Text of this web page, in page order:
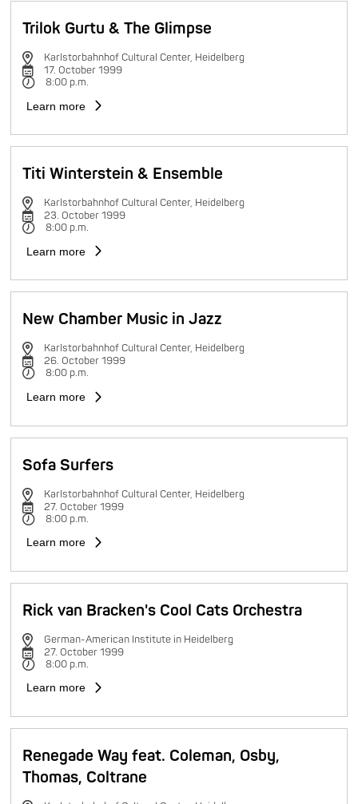
Trilok Gurtu & The Glimpse
Karlstorbahnhof Cultural Center, Heidelberg
17. October 1999
8:00 p.m.
Learn more
Titi Winterstein & Ensemble
Karlstorbahnhof Cultural Center, Heidelberg
23. October 1999
8:00 p.m.
Learn more
New Chamber Music in Jazz
Karlstorbahnhof Cultural Center, Heidelberg
26. October 1999
8:00 p.m.
Learn more
Sofa Surfers
Karlstorbahnhof Cultural Center, Heidelberg
27. October 1999
8:00 p.m.
Learn more
Rick van Bracken's Cool Cats Orchestra
German-American Institute in Heidelberg
27. October 1999
8:00 p.m.
Learn more
Renegade Way feat. Coleman, Osby,
Thomas, Coltrane